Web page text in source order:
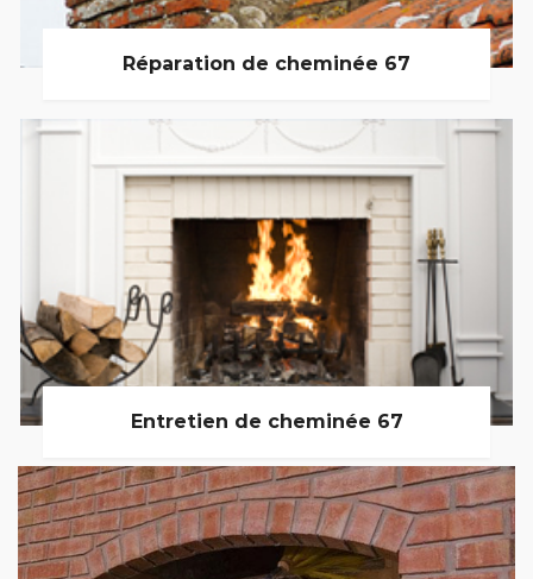
Réparation de cheminée 67
Entretien de cheminée 67